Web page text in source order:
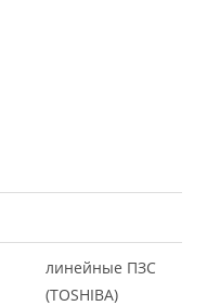
линейные ПЗС
(TOSHIBA)